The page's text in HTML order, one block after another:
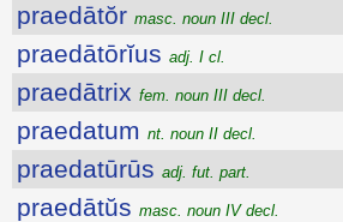
praedātŏr masc. noun III decl.
praedātōrĭus adj. I cl.
praedātrix fem. noun III decl.
praedatum nt. noun II decl.
praedatūrūs adj. fut. part.
praedātŭs masc. noun IV decl.